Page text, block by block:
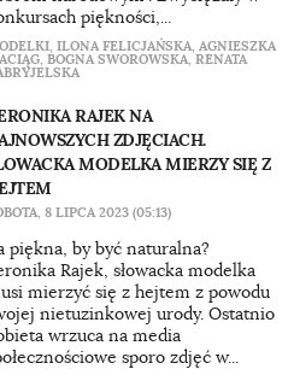
piękności,...
, ILONA FELICJAŃSKA, AGNIESZKA
, BOGNA SWOROWSKA, RENATA
RAJEK NA
ZDJĘCIACH.
MODELKA MIERZY SIĘ Z
8 LIPCA 2023 (05:13)
piękna, by być naturalna?
Rajek, słowacka modelka
mierzyć się z hejtem z powodu
nietuzinkowej urody. Ostatnio
wrzuca na media
sporo zdjęć w...